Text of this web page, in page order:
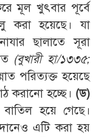
মূল খুৎবার পূর্বে
করা হয়েছে। যা
ছালাতে সূরা
(বুখারী হা/১৩৩৫;
পরিত্যক্ত হয়েছে
করানো হচ্ছে। (ড)
হয়ে গেছে।
এটি করা হয়